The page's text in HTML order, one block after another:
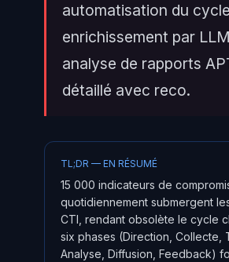
automatisation du
enrichissement par
analyse de rapports
détaillé avec reco.
TL;DR — EN RÉSUMÉ
15 000 indicateurs de
quotidiennement submergent
CTI, rendant obsolète le cycle
six phases (Direction, Collecte,
Analyse, Diffusion, Feedback)